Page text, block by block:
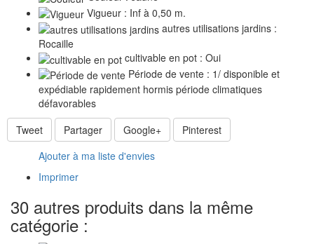
Vigueur : Inf à 0,50 m.
autres utilisations jardins :
Rocaille
cultivable en pot : Oui
Période de vente : 1/ disponible et
expédiable rapidement hormis période climatiques
défavorables
Tweet
Partager Google+
Pinterest
Ajouter à ma liste d'envies
Imprimer
30 autres produits dans la même
catégorie :